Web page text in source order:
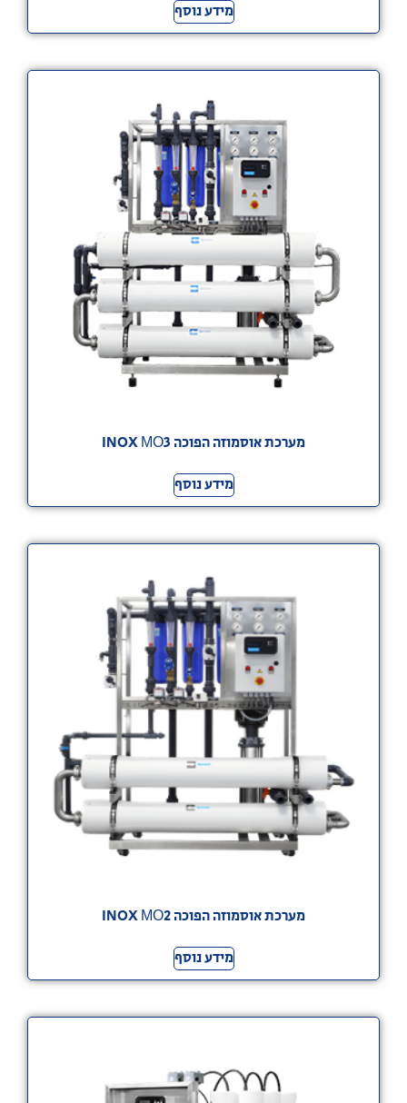
מידע נוסף
מערכת אוסמוזה הפוכה INOX МО3
מידע נוסף
מערכת אוסמוזה הפוכה INOX МО2
מידע נוסף